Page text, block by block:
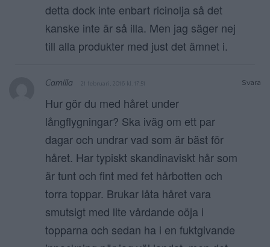
detta dock inte enbart ricinolja så det
kanske inte är så illa. Men jag säger nej
till alla produkter med just det ämnet i.
Svara
Camilla 21 februari, 2016 kl. 17:51
Hur gör du med håret under
långflygningar? Ska iväg om ett par
dagar och undrar vad som är bäst för
håret. Har typiskt skandinaviskt hår som
är tunt och fint med fet hårbotten och
torra toppar. Brukar låta håret vara
smutsigt med lite vårdande oöja i
topparna och sedan ha i en fuktgivande